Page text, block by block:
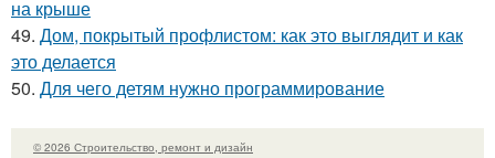
на крыше
49. Дом, покрытый профлистом: как это выглядит и как
это делается
50. Для чего детям нужно программирование
© 2026 Строительство, ремонт и дизайн